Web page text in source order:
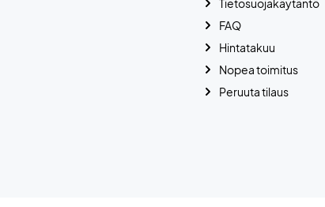
Tietosuojakäytäntö
FAQ
Hintatakuu
Nopea toimitus
Peruuta tilaus